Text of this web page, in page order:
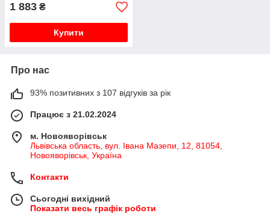
1 883 ₴
Купити
Про нас
93% позитивних з 107 відгуків за рік
Працює з 21.02.2024
м. Новояворівськ
Львівська область, вул. Івана Мазепи, 12, 81054,
Новояворівськ, Україна
Контакти
Сьогодні вихідний
Показати весь графік роботи